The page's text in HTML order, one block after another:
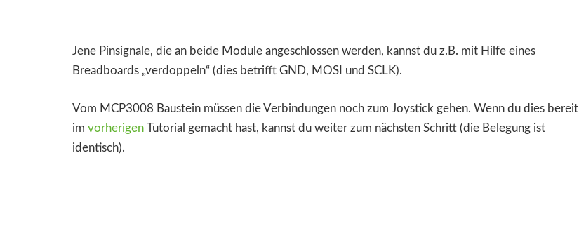
Jene Pinsignale, die an beide Module angeschlossen werden, kannst du z.B. mit Hilfe eines
Breadboards „verdoppeln“ (dies betrifft GND, MOSI und SCLK).
Vom MCP3008 Baustein müssen die Verbindungen noch zum Joystick gehen. Wenn du dies bereit
im vorherigen Tutorial gemacht hast, kannst du weiter zum nächsten Schritt (die Belegung ist
identisch).